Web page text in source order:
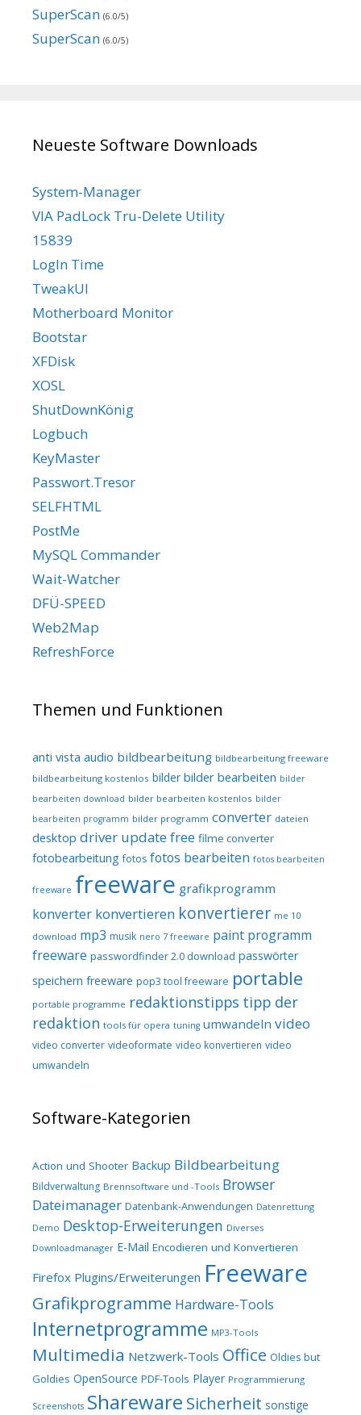
SuperScan (6.0/5)
SuperScan (6.0/5)
Neueste Software Downloads
System-Manager
VIA PadLock Tru-Delete Utility
15839
LogIn Time
TweakUI
Motherboard Monitor
Bootstar
XFDisk
XOSL
ShutDownKönig
Logbuch
KeyMaster
Passwort.Tresor
SELFHTML
PostMe
MySQL Commander
Wait-Watcher
DFÜ-SPEED
Web2Map
RefreshForce
Themen und Funktionen
anti vista audio bildbearbeitung bildbearbeitung freeware
bildbearbeitung kostenlos bilder bilder bearbeiten bilder
bearbeiten download bilder bearbeiten kostenlos bilder
bearbeiten programm bilder programm converter dateien
desktop driver update free filme converter
fotobearbeitung fotos fotos bearbeiten fotos bearbeiten
freeware freeware grafikprogramm
konverter konvertieren konvertierer me 10
download mp3 musik nero 7 freeware paint programm
freeware passwordfinder 2.0 download passwörter
speichern freeware pop3 tool freeware portable
portable programme redaktionstipps tipp der
redaktion tools für opera tuning umwandeln video
video converter videoformate video konvertieren video
umwandeln
Software-Kategorien
Action und Shooter Backup Bildbearbeitung
Bildverwaltung Brennsoftware und -Tools Browser
Dateimanager Datenbank-Anwendungen Datenrettung
Demo Desktop-Erweiterungen Diverses
Downloadmanager E-Mail Encodieren und Konvertieren
Firefox Plugins/Erweiterungen Freeware
Grafikprogramme Hardware-Tools
Internetprogramme MP3-Tools
Multimedia Netzwerk-Tools Office Oldies but
Goldies OpenSource PDF-Tools Player Programmierung
Screenshots Shareware Sicherheit sonstige